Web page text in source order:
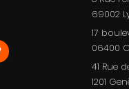
69002
17
06400
41 Rue
1201